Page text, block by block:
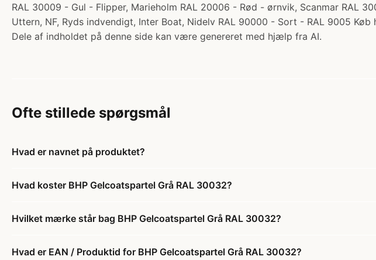
RAL 30009 - Gul - Flipper, Marieholm RAL 20006 - Rød - ørnvik, Scanmar RAL
Uttern, NF, Ryds indvendigt, Inter Boat, Nidelv RAL 90000 - Sort - RAL 9005 Køb
Dele af indholdet på denne side kan være genereret med hjælp fra AI.
Ofte stillede spørgsmål
Hvad er navnet på produktet?
Hvad koster BHP Gelcoatspartel Grå RAL 30032?
Hvilket mærke står bag BHP Gelcoatspartel Grå RAL 30032?
Hvad er EAN / Produktid for BHP Gelcoatspartel Grå RAL 30032?